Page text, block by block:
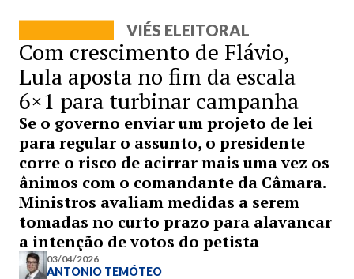
VIÉS ELEITORAL
Com crescimento de Flávio,
Lula aposta no fim da escala
6×1 para turbinar campanha
Se o governo enviar um projeto de lei
para regular o assunto, o presidente
corre o risco de acirrar mais uma vez os
ânimos com o comandante da Câmara.
Ministros avaliam medidas a serem
tomadas no curto prazo para alavancar
a intenção de votos do petista
03/04/2026
ANTONIO TEMÓTEO